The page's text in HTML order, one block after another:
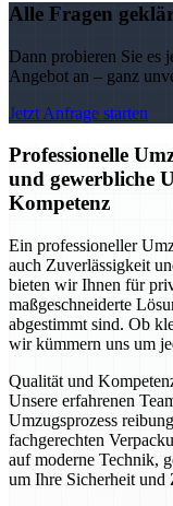
Alle Fragen
Dann probieren Sie es
Angebot an – ganz
Jetzt Anfrage starten
Professionelle
und gewerbliche
Kompetenz
Ein professioneller
auch Zuverlässigkeit
bieten wir Ihnen für
maßgeschneiderte
abgestimmt sind. Ob
wir kümmern uns um
Qualität und
Unsere erfahrenen
Umzugsprozess
fachgerechten
auf moderne Technik,
um Ihre Sicherheit und